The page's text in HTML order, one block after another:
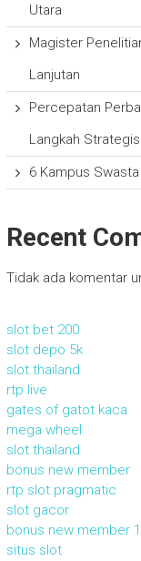
Utara
Magister
Lanjutan
Percepatan
Langkah
6 Kampus
Recent
Tidak ada komentar
slot bet 200
slot depo 5k
slot thailand
rtp live
gates of gatot kaca
mega wheel
slot thailand
bonus new member
rtp slot pragmatic
slot gacor
bonus new member
situs slot